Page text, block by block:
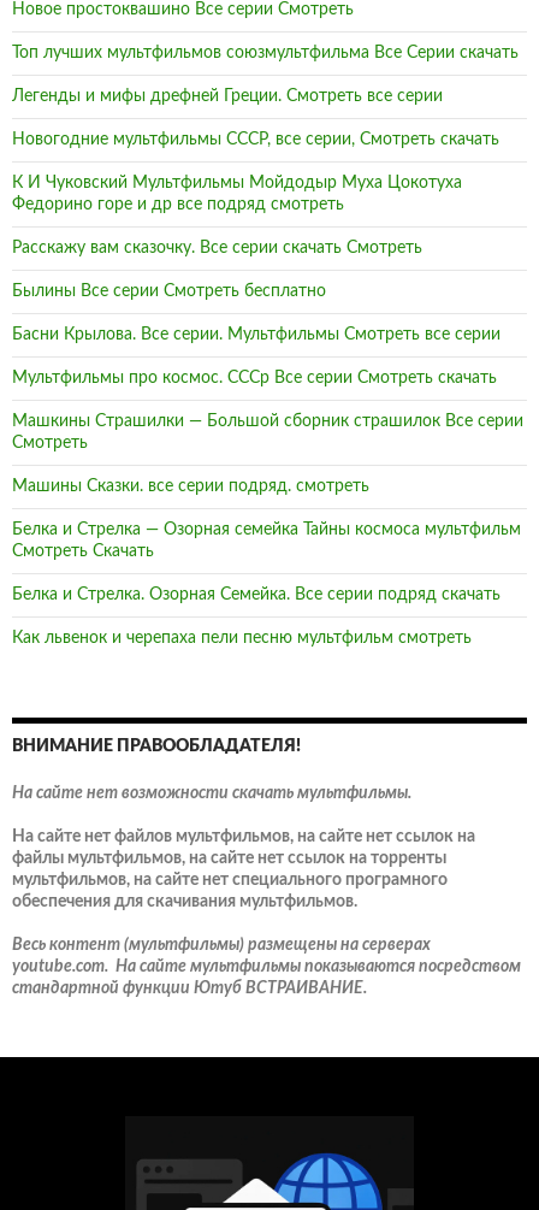
Новое простоквашино Все серии Смотреть
Топ лучших мультфильмов союзмультфильма Все Серии скачать
Легенды и мифы дрефней Греции. Смотреть все серии
Новогодние мультфильмы СССР, все серии, Смотреть скачать
К И Чуковский Мультфильмы Мойдодыр Муха Цокотуха
Федорино горе и др все подряд смотреть
Расскажу вам сказочку. Все серии скачать Смотреть
Былины Все серии Смотреть бесплатно
Басни Крылова. Все серии. Мультфильмы Смотреть все серии
Мультфильмы про космос. СССр Все серии Смотреть скачать
Машкины Страшилки — Большой сборник страшилок Все серии
Смотреть
Машины Сказки. все серии подряд. смотреть
Белка и Стрелка — Озорная семейка Тайны космоса мультфильм
Смотреть Скачать
Белка и Стрелка. Озорная Семейка. Все серии подряд скачать
Как львенок и черепаха пели песню мультфильм смотреть
ВНИМАНИЕ ПРАВООБЛАДАТЕЛЯ!
На сайте нет возможности скачать мультфильмы.
На сайте нет файлов мультфильмов, на сайте нет ссылок на
файлы мультфильмов, на сайте нет ссылок на торренты
мультфильмов, на сайте нет специального програмного
обеспечения для скачивания мультфильмов.
Весь контент (мультфильмы) размещены на серверах
youtube.com. На сайте мультфильмы показываются посредством
стандартной функции Ютуб ВСТРАИВАНИЕ.